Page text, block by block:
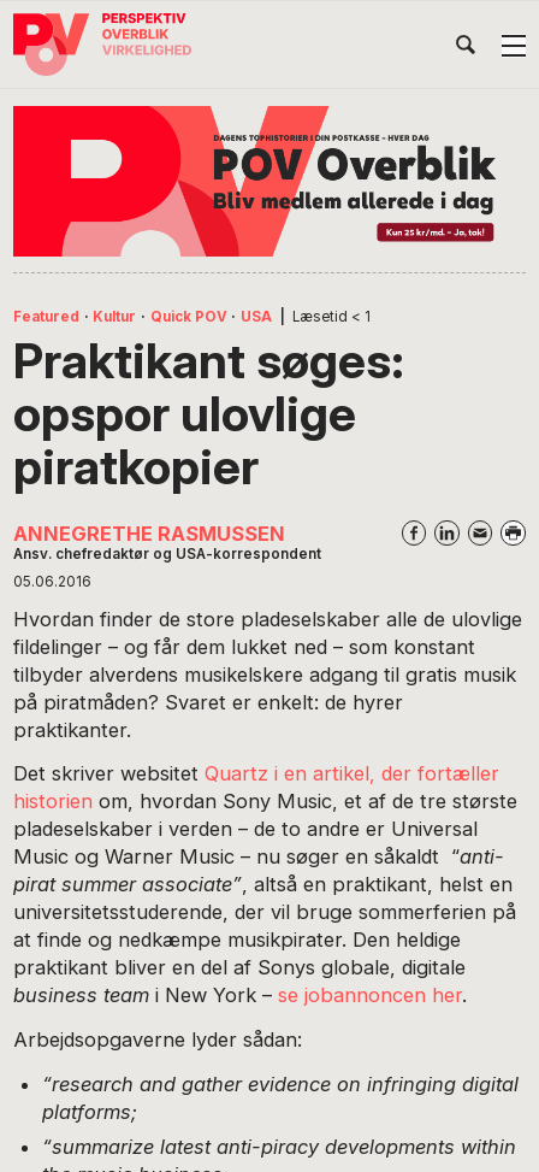
Gå
direkte
Skip
indhold
Gå
direkte
Featured · Kultur · Quick POV · USA Læsetid < 1
Praktikant søges:
opspor ulovlige
piratkopier
ANNEGRETHE RASMUSSEN
Ansv. chefredaktør og USA-korrespondent
05.06.2016
Hvordan finder de store pladeselskaber alle de ulovlige
fildelinger – og får dem lukket ned – som konstant
tilbyder alverdens musikelskere adgang til gratis musik
på piratmåden? Svaret er enkelt: de hyrer
praktikanter.
Det skriver websitetQuartz i en artikel, der fortæller
historien om, hvordan Sony Music, et af de tre største
pladeselskaber i verden – de to andre er Universal
Music og Warner Music – nu søger en såkaldt “anti-
pirat summer associate”, altså en praktikant, helst en
universitetsstuderende, der vil bruge sommerferien på
at finde og nedkæmpe musikpirater. Den heldige
praktikant bliver en del af Sonys globale, digitale
business team i New York –se jobannoncen her.
Arbejdsopgaverne lyder sådan:
“research and gather evidence on infringing digital
platforms;
“summarize latest anti-piracy developments within